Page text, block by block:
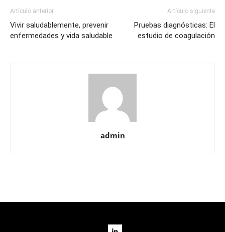
Artículo anterior
Vivir saludablemente, prevenir
enfermedades y vida saludable
Artículo siguiente
Pruebas diagnósticas: El
estudio de coagulación
admin